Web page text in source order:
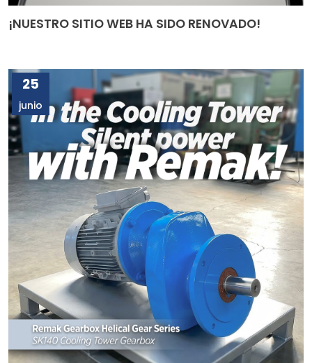
¡NUESTRO SITIO WEB HA SIDO RENOVADO!
25
junio